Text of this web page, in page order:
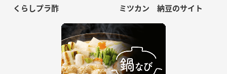
くらしプラ酢 ミツカン 納豆のサイト